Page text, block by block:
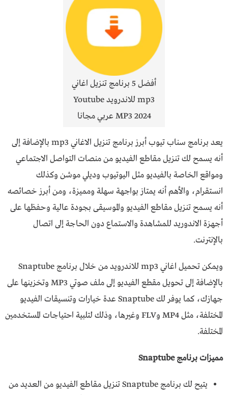
أفضل 5 برنامج تنزيل اغاني
mp3 للاندرويد Youtube
MP3 2024 عربي مجانا
يعد برنامج سناب تيوب أبرز برنامج تنزيل الاغاني mp3 بالإضافة إلى
أنه يسمح لك تنزيل مقاطع الفيديو من منصات التواصل الاجتماعي
ومواقع الخاصة بالفيديو مثل اليوتيوب وديلي موشن وكذلك
انستقرام، والأهم أنه يمتاز بواجهة سهلة ومميزة، ومن أبرز خصائصه
أنه يسمح تنزيل مقاطع الفيديو والموسيقى بجودة عالية وحفظها على
أجهزة الاندوريد للمشاهدة والاستماع دون الحاجة إلى اتصال
بالإنترنت.
ويمكن تحميل اغاني mp3 للاندرويد من خلال برنامج Snaptube
بالإضافة إلى تحويل مقطع الفيديو إلى ملف صوتي MP3 وتخزينها على
جهازك، كما يوفر لك Snaptube عدة خيارات وتنسيقات الفيديو
المختلفة، مثل MP4 وFLV وغيرها، وذلك لتلبية احتياجات المستخدمين
المختلفة.
مميزات برنامج Snaptube
يتيح لك برنامج Snaptube تنزيل مقاطع الفيديو من العديد من